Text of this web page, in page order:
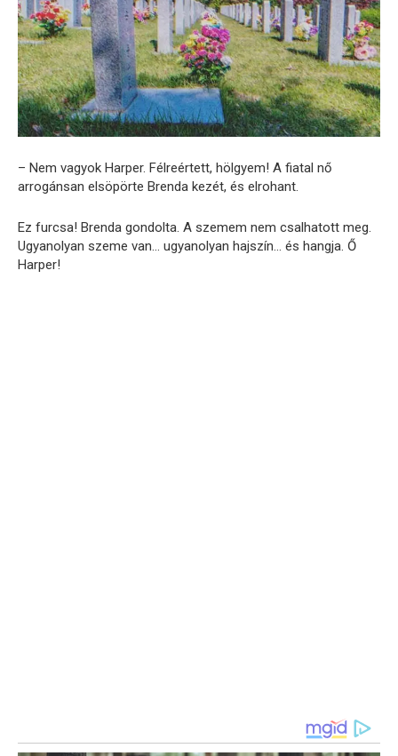
– Nem vagyok Harper. Félreértett, hölgyem! A fiatal nő
arrogánsan elsöpörte Brenda kezét, és elrohant.
Ez furcsa! Brenda gondolta. A szemem nem csalhatott meg.
Ugyanolyan szeme van… ugyanolyan hajszín… és hangja. Ő
Harper!